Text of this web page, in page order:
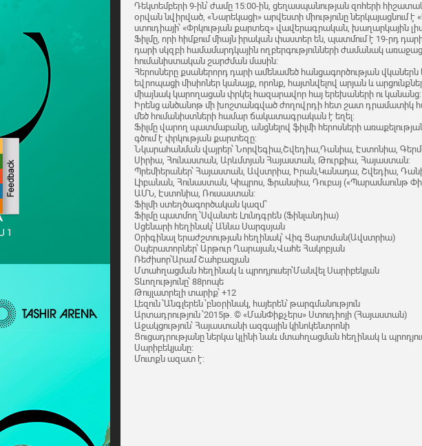
Դեկտեմբերի 9-ին՝ ժամը 15:00-ին, ցեղասպանության զոհերի
օրվան նվիրված, «Նարեկացի» արվեստի միությունը ներկայացնում է
ստուդիայի՝ «Փրկության քարտեզ» վավերագրական, խաղարկային
Ֆիլմը, որի հիմքում միայն իրական փաստեր են, պատմում է 19-րդ
դարի սկզբի համամարդկային ողբերգությունների ժամանակ
հումանիստական շարժման մասին:
Հերոսները քսաներորդ դարի ամենամեծ հանցագործության վկաներն
եվրոպացի միսիոներ կանայք, որոնք, հայտնվելով արյան և
միայնակ կարողացան փրկել հազարավոր հայ երեխաների ու կանանց:
Իրենց անծանոթ մի խոշտանգված ժողովրդի հետ շատ դրամատիկ
մեծ հումանիստների համար ճակատագրական է եղել:
Ֆիլմը վարող պատմաբանը, անցնելով ֆիլմի հերոսների
գծում է փրկության քարտեզը:
Նկարահանման վայրեր՝ Նորվեգիա,Շվեդիա,Դանիա, Էստոնիա,
Սիրիա, Հունաստան, Արևմտյան Հայաստան, Թուրքիա, Հայաստան:
Պրեմիերաներ՝ Հայաստան, Ավստրիա, Իրան,Կանադա, Շվեդիա,
Լիբանան, Հունաստան, Կիպրոս, Ֆրանսիա, Դուբայ («Պարամաունթ
ԱՄՆ, Էստոնիա, Ռուսաստան:
Ֆիլմի ստեղծագործական կազմ՝
Ֆիլմը պատմող ՝Սվանտե Լունդգրեն (Ֆինլանդիա)
Սցենարի հեղինակ՝ Աննա Սարգսյան
Օրիգինալ երաժշտության հեղինակ՝ Վիգ Ցարտման(Ավստրիա)
Օպերատորներ՝ Արթուր Ղարայան,Վահե Հակոբյան
Ռեժիսոր՝Արամ Շահբազյան
Մտահղացման հեղինակ և պրոդյուսեր՝Մանվել Սարիբեկյան
Տևողությունը՝ 88րոպե
Թույլատրելի տարիք՝ +12
Լեզուն ՝Անգլերեն ՝բնօրինակ, հայերեն՝ թարգմանություն
Արտադրություն ՝2015թ. © «ՄանՓիքչերս» Ստուդիոյի (Հայաստան)
Աջակցություն՝ Հայաստանի ազգային կինոկենտրոնի
Ցուցադրությանը ներկա կլինի նաև մտահղացման հեղինակ և
Սարիբեկյանը:
Մուտքն ազատ է: